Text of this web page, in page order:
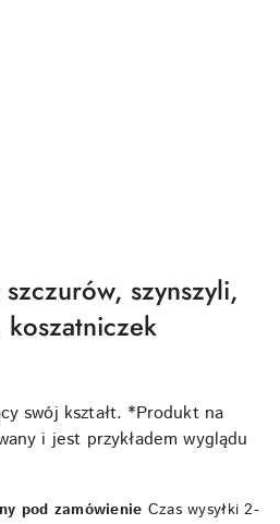
szynszyli,
swój kształt. *Produkt na
i jest przykładem wyglądu
pod zamówienie Czas wysyłki 2-